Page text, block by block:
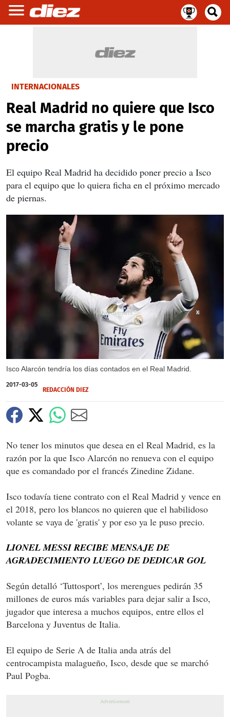
INTERNACIONALES
Real Madrid no quiere que Isco
se marcha gratis y le pone
precio
El equipo Real Madrid ha decidido poner precio a Isco
para el equipo que lo quiera ficha en el próximo mercado
de piernas.
Isco Alarcón tendría los días contados en el Real Madrid.
X
2017-03-05
REDACCIÓN DIEZ
No tener los minutos que desea en el Real Madrid, es la
razón por la que Isco Alarcón no renueva con el equipo
que es comandado por el francés Zinedine Zidane.
Isco todavía tiene contrato con el Real Madrid y vence en
el 2018, pero los blancos no quieren que el habilidoso
volante se vaya de 'gratis' y por eso ya le puso precio.
LIONEL MESSI RECIBE MENSAJE DE
AGRADECIMIENTO LUEGO DE DEDICAR GOL
Según detalló ‘Tuttosport’, los merengues pedirán 35
millones de euros más variables para dejar salir a Isco,
jugador que interesa a muchos equipos, entre ellos el
Barcelona y Juventus de Italia.
El equipo de Serie A de Italia anda atrás del
centrocampista malagueño, Isco, desde que se marchó
Paul Pogba.